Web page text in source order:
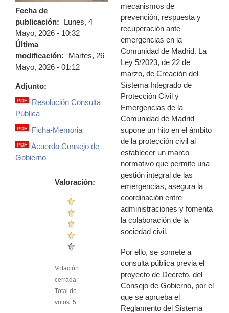
Fecha de
publicación:
Lunes, 4
Mayo, 2026 - 10:32
Última
modificación:
Martes, 26
Mayo, 2026 - 01:12
Adjunto:
resolucion_consulta_publica.pdf
PDF
Resolución Consulta
Pública
ficha_consulta_publica.pdf
PDF Ficha-Memoria
2450_certificado_consulta_publica-
fdo.pdf
PDF
Acuerdo Consejo de
Gobierno
Valoración:
Votación
cerrada.
Total de
votos: 5
mecanismos de
prevención, respuesta y
recuperación ante
emergencias en la
Comunidad de Madrid. La
Ley 5/2023, de 22 de
marzo, de Creación del
Sistema Integrado de
Protección Civil y
Emergencias de la
Comunidad de Madrid
supone un hito en el ámbito
de la protección civil al
establecer un marco
normativo que permite una
gestión integral de las
emergencias, asegura la
coordinación entre
administraciones y fomenta
la colaboración de la
sociedad civil.
Por ello, se somete a
consulta pública previa el
proyecto de Decreto, del
Consejo de Gobierno, por el
que se aprueba el
Reglamento del Sistema